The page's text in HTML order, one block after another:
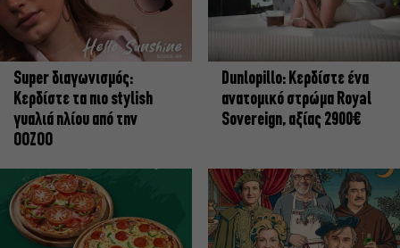
Super διαγωνισμός:
Κερδίστε τα πιο stylish
γυαλιά ηλίου από την
OOZOO
Dunlopillo: Κερδίστε ένα
ανατομικό στρώμα Royal
Sovereign, αξίας 2900€